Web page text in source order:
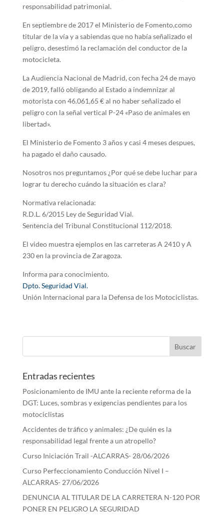
responsabilidad patrimonial.
En septiembre de 2017 el Ministerio de Fomento,como
titular de la vía y a sabiendas que no había señalizado el
peligro, desestimó la reclamación del conductor de la
motocicleta.
La Audiencia Nacional de Madrid, con fecha 24 de mayo
de 2019, falló obligando al Estado a indemnizar al
motorista con 46.061,65 € al no haber señalizado el
peligro con la señal vertical P-24 «Paso de animales en
libertad».
El Ministerio de Fomento 3 años y casi 4 meses despues,
ha pagado el daño causado.
Nosotros nos preguntamos ¿Por qué se debe luchar para
lograr tu derecho cuándo la situación es clara?
Normativa relacionada:
R.D.L. 6/2015 Ley de Seguridad Vial.
Sentencia del Tribunal Constitucional 112/2018.
El video muestra ejemplos en las carreteras A 2410 y A
230 en la provincia de Zaragoza.
Informa para conocimiento.
Dpto. Seguridad Vial.
Unión Internacional para la Defensa de los Motociclistas.
Entradas recientes
Posicionamiento de IMU ante la reciente reforma de la
DGT: Luces, sombras y exigencias pendientes para los
motociclistas
Accidentes de tráfico y animales: ¿De quién es la
responsabilidad legal frente a un atropello?
Curso Iniciación Trail -ALCARRAS- 28/06/2026
Curso Perfeccionamiento Conducción Nivel I –
ALCARRAS- 27/06/2026
DENUNCIA AL TITULAR DE LA CARRETERA N-120 POR
PONER EN PELIGRO LA SEGURIDAD